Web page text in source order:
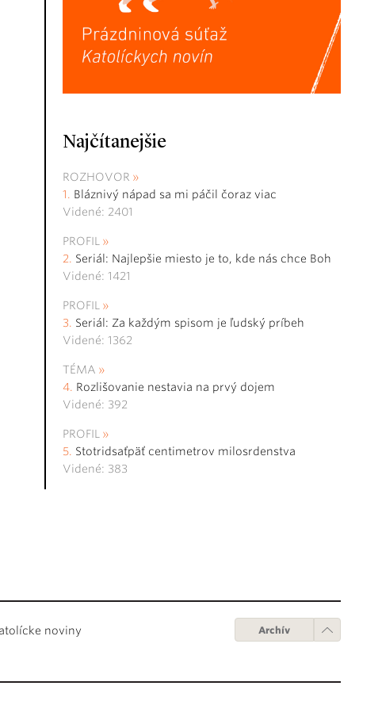
Najčítanejšie
ROZHOVOR
Bláznivý nápad sa mi páčil čoraz viac
Videné: 2401
PROFIL
Seriál: Najlepšie miesto je to, kde nás chce Boh
Videné: 1421
PROFIL
Seriál: Za každým spisom je ľudský príbeh
Videné: 1362
TÉMA
Rozlišovanie nestavia na prvý dojem
Videné: 392
PROFIL
Stotridsaťpäť centimetrov milosrdenstva
Videné: 383
noviny Archív